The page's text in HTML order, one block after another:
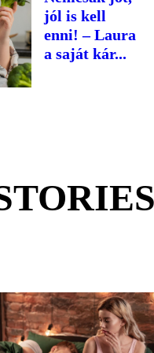
jól is kell
enni! – Laura
a saját kár...